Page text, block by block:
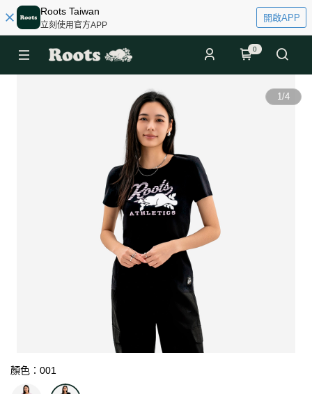
Roots Taiwan
立刻使用官方APP
開啟APP
0
1/4
顏色：001